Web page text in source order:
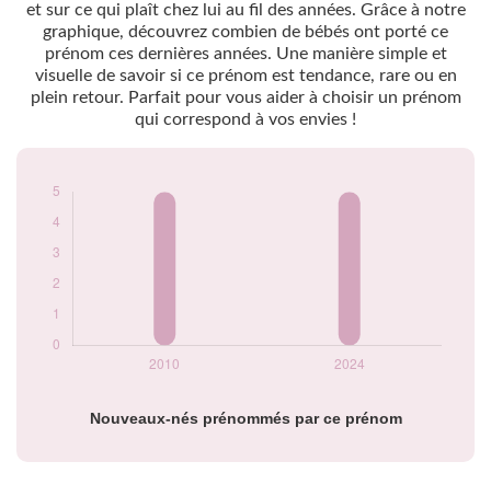
et sur ce qui plaît chez lui au fil des années. Grâce à notre
graphique, découvrez combien de bébés ont porté ce
prénom ces dernières années. Une manière simple et
visuelle de savoir si ce prénom est tendance, rare ou en
plein retour. Parfait pour vous aider à choisir un prénom
qui correspond à vos envies !
Nouveaux-nés prénommés par ce prénom
Popularité du
prénom Bakou par
année